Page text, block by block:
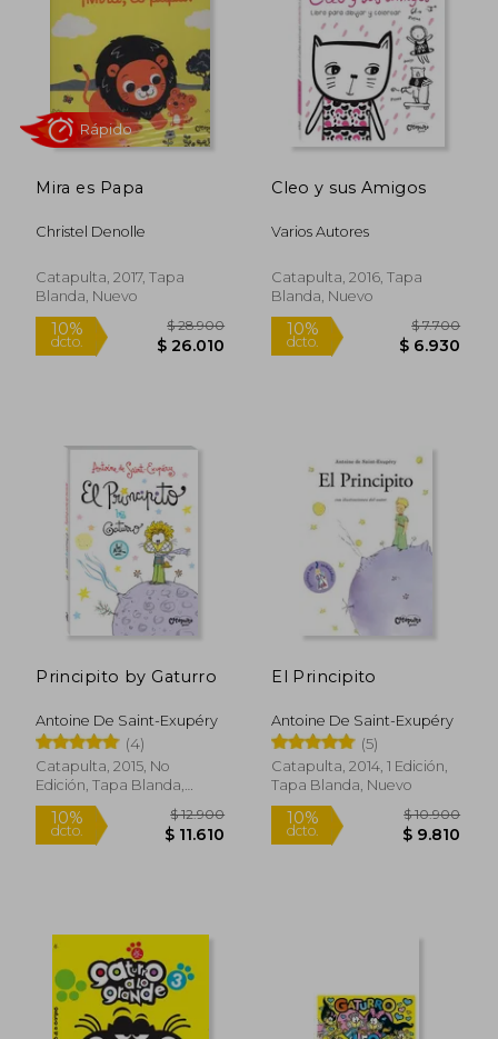
Rápido Rápido
Mira es Papa
Christel Denolle
Catapulta, 2017, Tapa
Blanda, Nuevo
Cleo y sus Amigos
Varios Autores
Catapulta, 2016, Tapa
Blanda, Nuevo
Principito by Gaturro
Antoine De Saint-Exupéry
(4)
Catapulta, 2015, No
Edición, Tapa Blanda,
Nuevo
El Principito
Antoine De Saint-Exupéry
(5)
Catapulta, 2014, 1 Edición,
Tapa Blanda, Nuevo